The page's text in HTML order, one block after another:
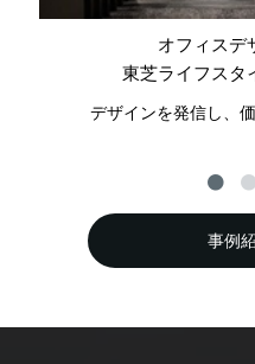
オフィスデ
東芝ライフス
デザインを発信し、
事例